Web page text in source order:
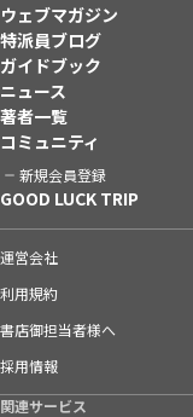
ウェブマガジン
特派員ブログ
ガイドブック
ニュース
著者一覧
コミュニティ
新規会員登録
GOOD LUCK TRIP
運営会社
利用規約
書店御担当者様へ
採用情報
関連サービス